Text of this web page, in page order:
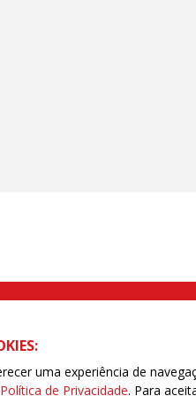
CEP 03041-000 Brás, São Paulo/SP |
uma experiência de
Política de Privacidade. Para